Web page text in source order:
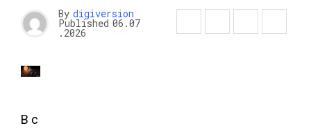
By digiversion
Published 06.07
.2026
В с